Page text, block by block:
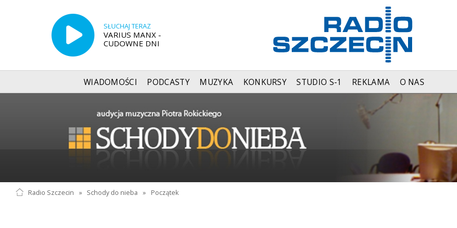
SŁUCHAJ TERAZ
VARIUS MANX -
CUDOWNE DNI
WIADOMOŚCI PODCASTY MUZYKA KONKURSY STUDIO S-1 REKLAMA O NAS
Radio Szczecin » Schody do nieba » Początek